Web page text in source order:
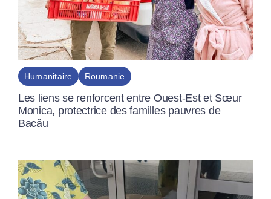
Humanitaire Roumanie
Les liens se renforcent entre Ouest-Est et Sœur
Monica, protectrice des familles pauvres de
Bacău